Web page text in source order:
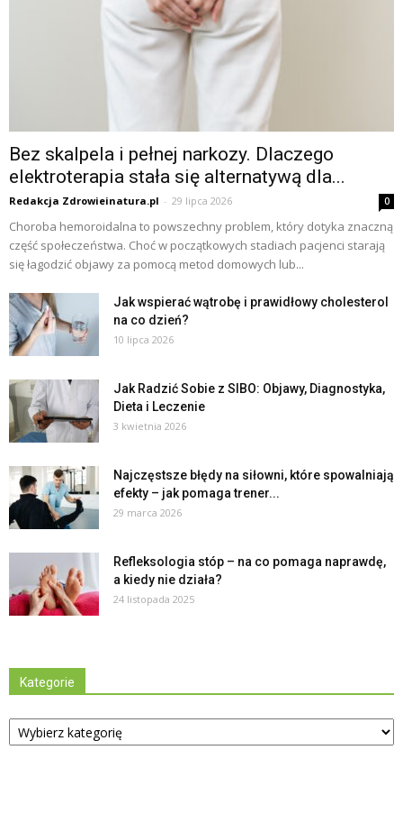
Bez skalpela i pełnej narkozy. Dlaczego
elektroterapia stała się alternatywą dla...
Redakcja Zdrowieinatura.pl - 29 lipca 2026 0
Choroba hemoroidalna to powszechny problem, który dotyka znaczną
część społeczeństwa. Choć w początkowych stadiach pacjenci starają
się łagodzić objawy za pomocą metod domowych lub...
Jak wspierać wątrobę i prawidłowy cholesterol
na co dzień?
10 lipca 2026
Jak Radzić Sobie z SIBO: Objawy, Diagnostyka,
Dieta i Leczenie
3 kwietnia 2026
Najczęstsze błędy na siłowni, które spowalniają
efekty – jak pomaga trener...
29 marca 2026
Refleksologia stóp – na co pomaga naprawdę,
a kiedy nie działa?
24 listopada 2025
Kategorie
Kategorie